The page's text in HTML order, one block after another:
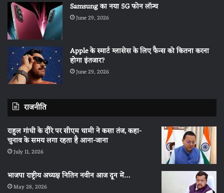
Samsung का नया 5G फोन लॉन्च
June 29, 2026
Apple के स्मार्ट ग्लासेस के लिए फैन्स को कितना करना
होगा इंतजार?
June 29, 2026
राजनीति
राहुल गांधी के दौरे पर सीएम धामी ने कसा तंज, कहा-
चुनाव के समय लगा रहता है आना-जाना
July 11, 2026
भाजपा राष्ट्रीय अध्यक्ष नितिन नवीन आज दून में…
May 28, 2026